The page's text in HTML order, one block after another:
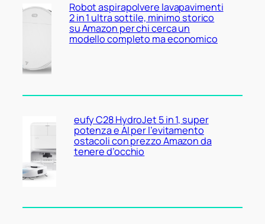
Robot aspirapolvere lavapavimenti
2 in 1 ultra sottile, minimo storico
su Amazon per chi cerca un
modello completo ma economico
eufy C28 HydroJet 5 in 1, super
potenza e AI per l’evitamento
ostacoli con prezzo Amazon da
tenere d’occhio